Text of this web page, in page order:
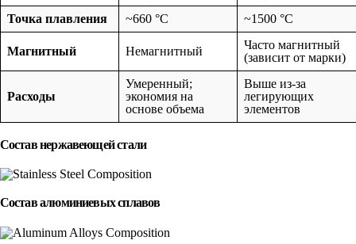
Точка плавления
~660 °С ~1500 °С
Магнитный Немагнитный
Часто магнитный
(зависит от марки)
Расходы
Умеренный;
экономия на
основе объема
Выше из-за
легирующих
элементов
Состав нержавеющей стали
Состав алюминиевых сплавов